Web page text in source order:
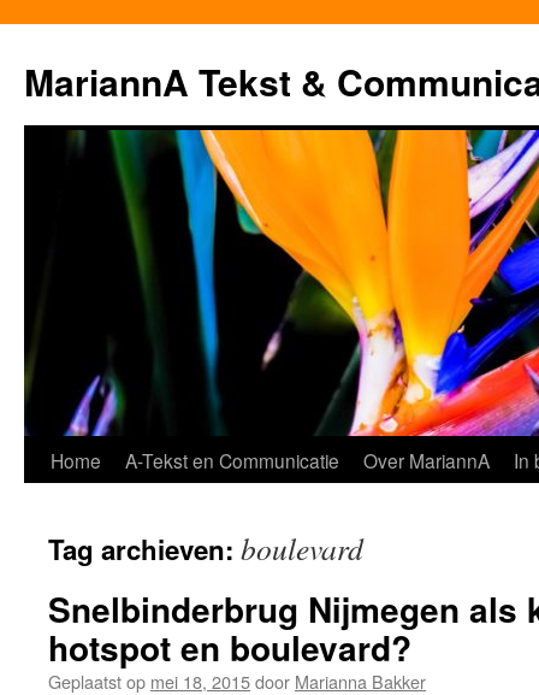
MariannA Tekst &
Ga
de
inhoud
Home A-Tekst en Communicatie Over MariannA In
Tag archieven: boulevard
Snelbinderbrug Nijmegen als
hotspot en boulevard?
Geplaatst op mei 18, 2015door Marianna Bakker